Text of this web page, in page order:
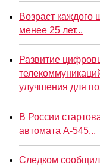
Возраст каждого
менее 25 лет...
Развитие
улучшения для
В России
автомата А-545...
Следком сообщил